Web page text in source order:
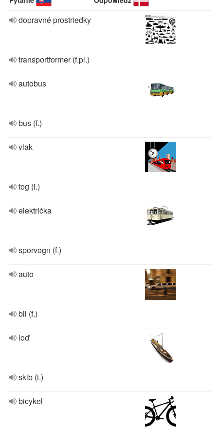
dopravné prostriedky
transportformer (f.pl.)
autobus
bus (f.)
vlak
tog (i.)
električka
sporvogn (f.)
auto
bil (f.)
loď
skib (i.)
bicykel